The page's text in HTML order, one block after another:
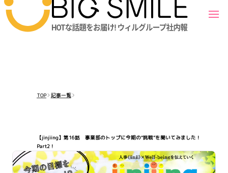
TOP 記事一覧
【jinjiing】第16話 事業部のトップに今期の“挑戦”を聞いてみました！
Part2！